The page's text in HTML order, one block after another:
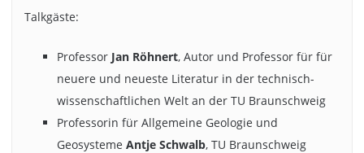
Talkgäste:
ProfessorJan Röhnert, Autor und Professor für für
neuere und neueste Literatur in der technisch-
wissenschaftlichen Welt an der TU Braunschweig
Professorin für Allgemeine Geologie und
Geosysteme Antje Schwalb, TU Braunschweig